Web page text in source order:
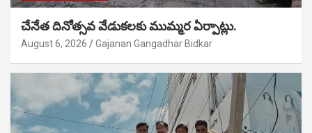
చేనేత దినోత్సవ వేడుకలకు ముమ్మర ఏర్పాట్లు.
August 6, 2026 Gajanan Gangadhar Bidkar